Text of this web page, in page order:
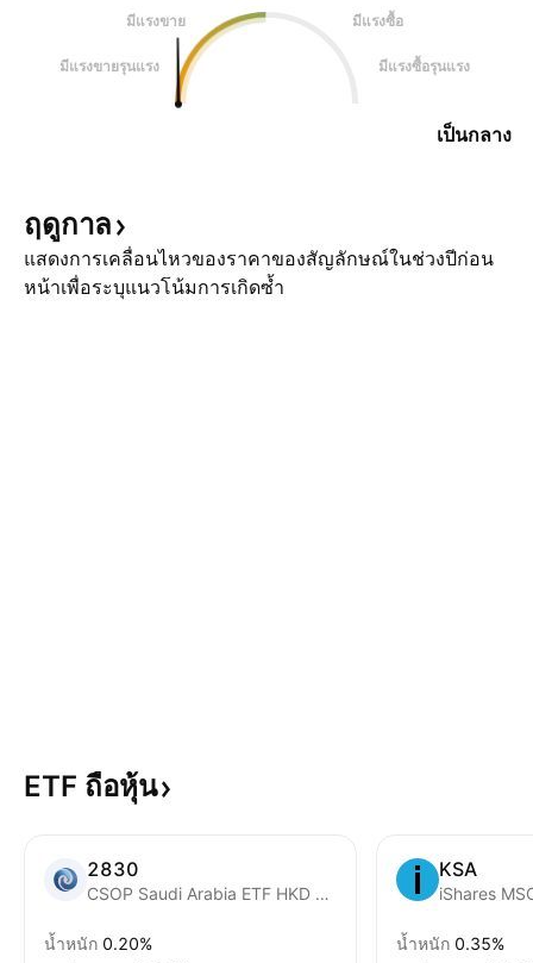
มีแรงขาย
มีแรงซื้อ
มีแรงขายรุนแรง มีแรงซื้อรุนแรง
เป็นกลาง
ฤดูกาล
แสดงการเคลื่อนไหวของราคาของสัญลักษณ์ในช่วงปีก่อน
หน้าเพื่อระบุแนวโน้มการเกิดซ้ำ
ETF ถือหุ้น
2830
CSOP Saudi Arabia ETF HKD Counter
น้ำหนัก 0.20%
KSA
iShares
น้ำหนัก 0.35%